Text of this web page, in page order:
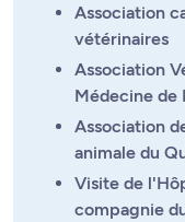
Association
vétérinaires
Association
Médecine de
Association
animale du
Visite de
compagnie